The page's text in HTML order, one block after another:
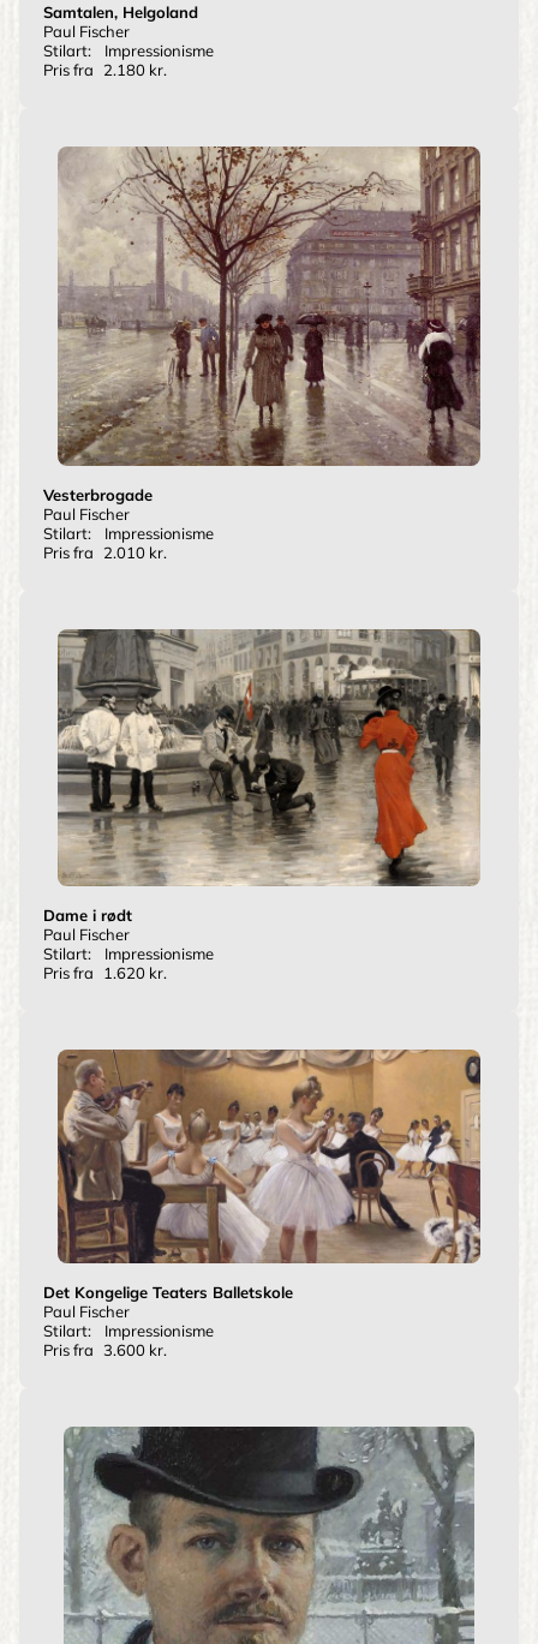
Samtalen, Helgoland
Paul Fischer
Stilart:
Impressionisme
Pris fra
2.180 kr.
Vesterbrogade
Paul Fischer
Stilart:
Impressionisme
Pris fra
2.010 kr.
Dame i rødt
Paul Fischer
Stilart:
Impressionisme
Pris fra
1.620 kr.
Det Kongelige Teaters Balletskole
Paul Fischer
Stilart:
Impressionisme
Pris fra 3.600 kr.